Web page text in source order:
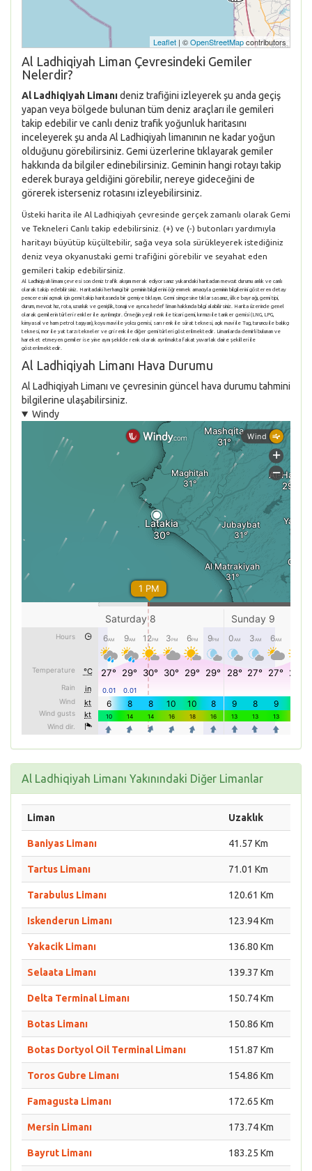
Leaflet | ©OpenStreetMapcontributors
Al Ladhiqiyah Liman Çevresindeki Gemiler
Nelerdir?
Al Ladhiqiyah Limanıdeniz trafiğini izleyerek şu anda geçiş
yapan veya bölgede bulunan tüm deniz araçları ile gemileri
takip edebilir ve canlı deniz trafik yoğunluk haritasını
inceleyerek şu anda Al Ladhiqiyah limanının ne kadar yoğun
olduğunu görebilirsiniz. Gemi üzerlerine tıklayarak gemiler
hakkında da bilgiler edinebilirsiniz. Geminin hangi rotayı takip
ederek buraya geldiğini görebilir, nereye gideceğini de
görerek isterseniz rotasını izleyebilirsiniz.
Üsteki harita ile Al Ladhiqiyah çevresinde gerçek zamanlı olarak Gemi
ve Tekneleri Canlı takip edebilirsiniz. (+) ve (-) butonları yardımıyla
haritayı büyütüp küçültebilir, sağa veya sola sürükleyerek istediğiniz
deniz veya okyanustaki gemi trafiğini görebilir ve seyahat eden
gemileri takip edebilirsiniz.
Al Ladhiqiyah limanı çevresi son deniz trafik akışını merak ediyorsanız yukarıdaki haritadan mevcut durumu anlık ve canlı
olarak takip edebilirsiniz. Haritadaki herhangi bir geminin bilgilerini öğrenmek amacıyla geminin bilgilerini gösteren detay
penceresini açmak için gemi takip haritasında bir gemiye tıklayın. Gemi simgesine tıklarsasanız, ülke bayrağı, gemi tipi,
durum, mevcut hız, rota, uzunluk ve genişlik, tonajı ve ayrıca hedef liman hakkında bilgi alabilirsiniz. Harita üzerinde genel
olarak gemilerin türleri renkler ile ayrılmıştır. Örneğin yeşil renk ile ticari gemi, kırmızı ile tanker gemisi (LNG, LPG,
kimyasal ve ham petrol taşıyan), koyu mavi ile yolcu gemisi, sarı renk ile sürat teknesi, açık mavi ile Tug, turuncu ile balıkçı
teknesi, mor ile yat tarzı tekneler ve gri renk ile diğer gemi türleri gösterilmektedir. Limanlarda demirli bulunan ve
hareket etmeyen gemiler ise yine aynı şekilde renk olarak ayrılmakta fakat yuvarlak daire şekilleri ile
gösterilmektedir.
Al Ladhiqiyah Limanı Hava Durumu
Al Ladhiqiyah Limanı ve çevresinin güncel hava durumu tahmini
bilgilerine ulaşabilirsiniz.
Windy
Al Ladhiqiyah Limanı Yakınındaki Diğer Limanlar
Liman Uzaklık
Baniyas Limanı 41.57 Km
Tartus Limanı 71.01 Km
Tarabulus Limanı 120.61 Km
Iskenderun Limanı 123.94 Km
Yakacik Limanı 136.80 Km
Selaata Limanı 139.37 Km
Delta Terminal Limanı 150.74 Km
Botas Limanı 150.86 Km
Botas Dortyol Oil Terminal Limanı 151.87 Km
Toros Gubre Limanı 154.86 Km
Famagusta Limanı 172.65 Km
Mersin Limanı 173.74 Km
Bayrut Limanı 183.25 Km